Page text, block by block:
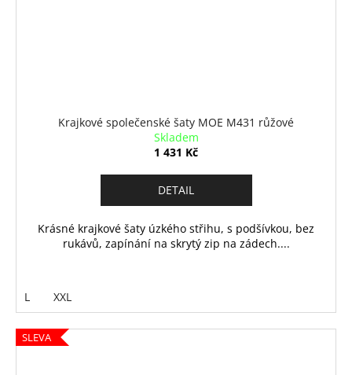
Krajkové společenské šaty MOE M431 růžové
Skladem
1 431 Kč
DETAIL
Krásné krajkové šaty úzkého střihu, s podšívkou, bez
rukávů, zapínání na skrytý zip na zádech....
L XXL
SLEVA